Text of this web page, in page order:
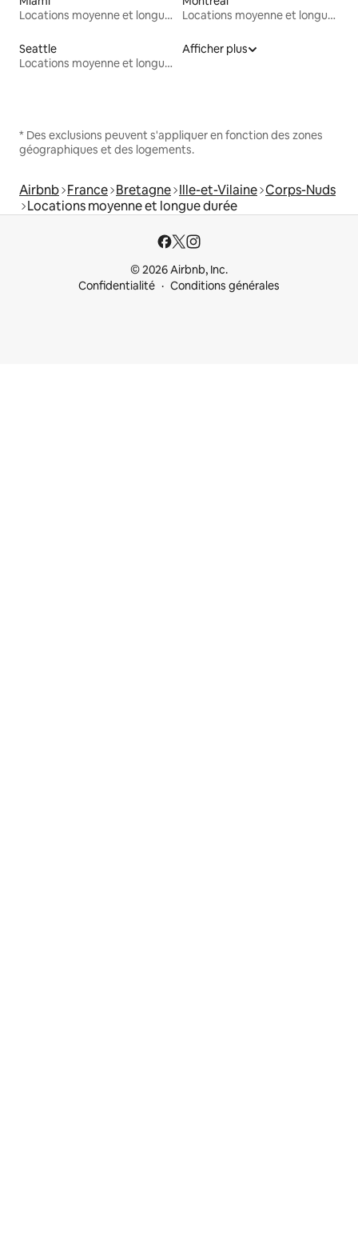
Locations moyenne et longue durée
Locations moyenne et longue durée
Seattle
Locations moyenne et longue durée
Afficher plus
* Des exclusions peuvent s'appliquer en fonction des zones
géographiques et des logements.
Airbnb France Bretagne Ille-et-Vilaine Corps-Nuds
Locations moyenne et longue durée
© 2026 Airbnb, Inc.
Confidentialité
Conditions générales